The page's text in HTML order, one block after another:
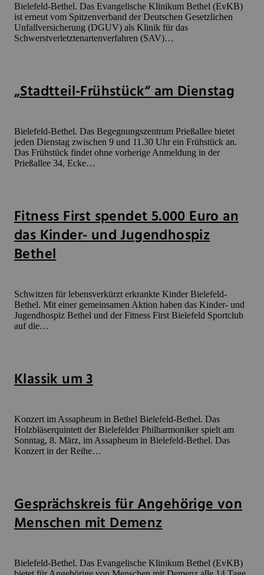
Bielefeld-Bethel. Das Evangelische Klinikum Bethel (EvKB)
ist erneut vom Spitzenverband der Deutschen Gesetzlichen
Unfallversicherung (DGUV) als Klinik für das
Schwerstverletztenartenverfahren (SAV)…
„Stadtteil-Frühstück“ am Dienstag
Bielefeld-Bethel. Das Begegnungszentrum Prießallee bietet
jeden Dienstag zwischen 9 und 11.30 Uhr ein Frühstück an.
Das Frühstück findet ohne vorherige Anmeldung in der
Prießallee 34, Ecke…
Fitness First spendet 5.000 Euro an
das Kinder- und Jugendhospiz
Bethel
Schwitzen für lebensverkürzt erkrankte Kinder Bielefeld-
Bethel. Mit einer gemeinsamen Aktion haben das Kinder- und
Jugendhospiz Bethel und der Fitness First Bielefeld Sportclub
auf die…
Klassik um 3
Konzert im Assapheum in Bethel Bielefeld-Bethel. Das
Holzbläserquintett der Bielefelder Philharmoniker spielt am
Sonntag, 8. März, im Assapheum in Bielefeld-Bethel. Das
Konzert in der Reihe…
Gesprächskreis für Angehörige von
Menschen mit Demenz
Bielefeld-Bethel. Das Evangelische Klinikum Bethel (EvKB)